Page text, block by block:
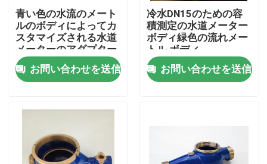
工場旅行
品質管理
私達に連絡して下さい
引用を要求して下さい
青い色の水流のメート
ルのボディによってカ
スタマイズされる水道
メーターのアダプター
ボディDN 15 DN 50
お問い合わせを送信
冷水DN15のための容
積測定の水道メーター
ボディ緑色の流れメー
トル ボディ
お問い合わせを送信